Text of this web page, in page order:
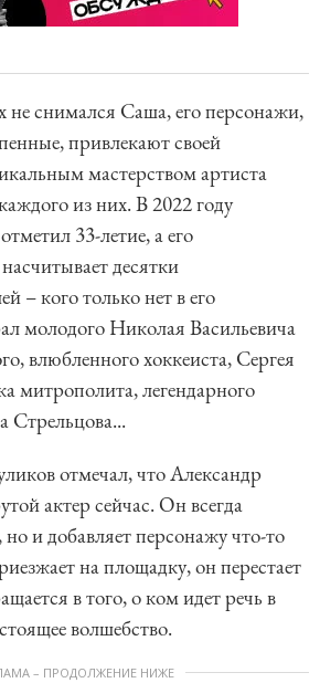
не снимался Саша, его персонажи,
привлекают своей
мастерством артиста
из них. В 2022 году
33-летие, а его
десятки
– кого только нет в его
молодого Николая Васильевича
влюбленного хоккеиста, Сергея
митрополита, легендарного
Стрельцова...
отмечал, что Александр
актер сейчас. Он всегда
и добавляет персонажу что-то
на площадку, он перестает
в того, о ком идет речь в
волшебство.
– ПРОДОЛЖЕНИЕ НИЖЕ